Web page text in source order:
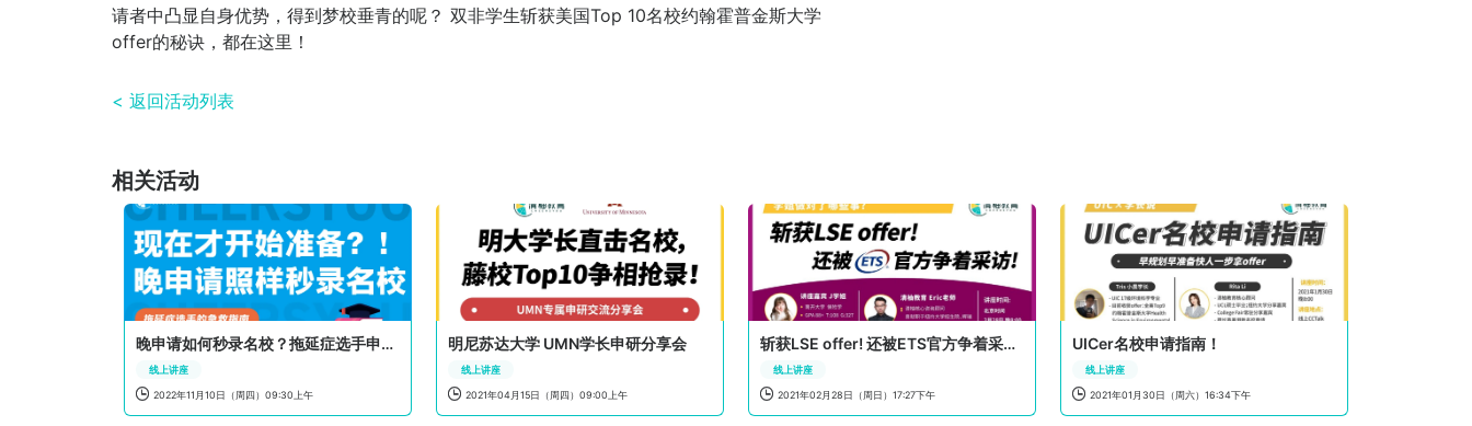
请者中凸显自身优势，得到梦校垂青的呢？ 双非学生斩获美国Top 10名校约翰霍普金斯大学
offer的秘诀，都在这里！
< 返回活动列表
相关活动
晚申请如何秒录名校？拖延症选手申研急救指南
线上讲座
 2022年11月10日（周四）09:30上午
明尼苏达大学 UMN学长申研分享会
线上讲座
 2021年04月15日（周四）09:00上午
斩获LSE offer! 还被ETS官方争着采访！
线上讲座
 2021年02月28日（周日）17:27下午
UICer名校申请指南！
线上讲座
 2021年01月30日（周六）16:34下午